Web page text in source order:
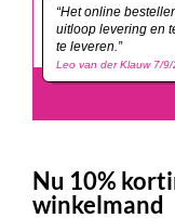
Nu 10%
winkelmand